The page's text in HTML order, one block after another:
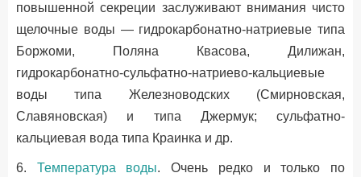
повышенной секреции заслуживают внимания чисто
щелочные воды — гидрокарбонатно-натриевые типа
Боржоми, Поляна Квасова, Дилижан,
гидрокарбонатно-сульфатно-натриево-кальциевые
воды типа Железноводских (Смирновская,
Славяновская) и типа Джермук; сульфатно-
кальциевая вода типа Краинка и др.
6. Температура воды. Очень редко и только по